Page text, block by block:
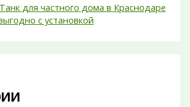
для частного дома в Краснодаре
с установкой